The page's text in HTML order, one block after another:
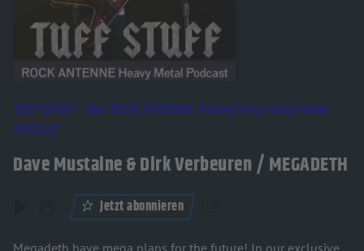
TUFF STUFF - Der ROCK ANTENNE Heavy Metal Interview
Podcast
Dave Mustaine & Dirk Verbeuren / MEGADETH
Jetzt abonnieren
Megadeth have mega plans for the future! In our exclusive